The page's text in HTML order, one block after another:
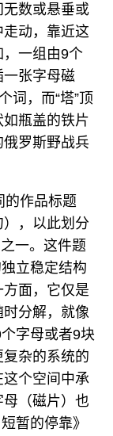
数或悬垂或
动，靠近这
一组由9个
张字母磁
词，而“塔”顶
瓶盖的铁片
俄罗斯野战兵
的作品标题
），以此划分
一。这件题
立稳定结构
面，它仅是
分解，就像
字母或者9块
杂的系统的
个空间中承
（磁片）也
暂的停靠》